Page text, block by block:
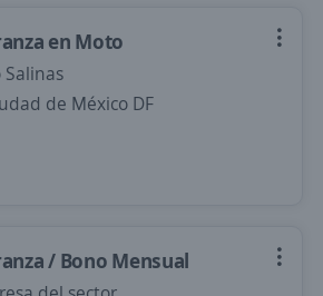
en Moto
Salinas
de México DF
/ Bono Mensual